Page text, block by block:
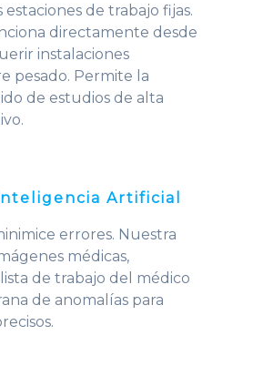
de trabajo fijas.
directamente desde
instalaciones
pesado. Permite la
de estudios de alta
Artificial
errores. Nuestra
médicas,
de trabajo del médico
de anomalías para